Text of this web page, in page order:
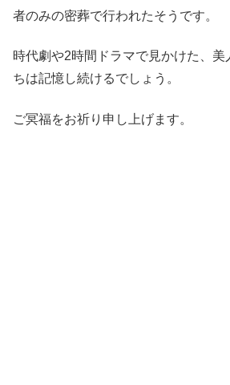
者のみの密葬で行われたそうです。
時代劇や2時間ドラマで見かけた、美
ちは記憶し続けるでしょう。
ご冥福をお祈り申し上げます。